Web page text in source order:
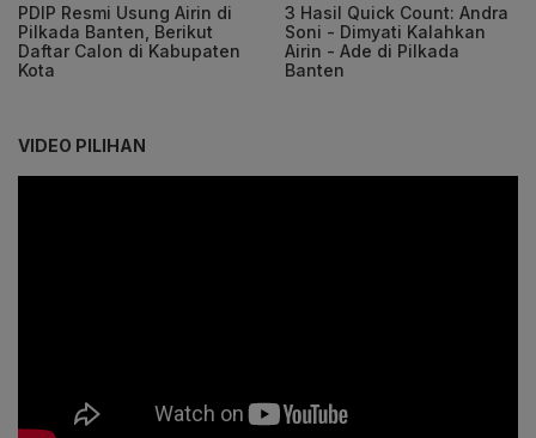
PDIP Resmi Usung Airin di
Pilkada Banten, Berikut
Daftar Calon di Kabupaten
Kota
3 Hasil Quick Count: Andra
Soni - Dimyati Kalahkan
Airin - Ade di Pilkada
Banten
VIDEO PILIHAN